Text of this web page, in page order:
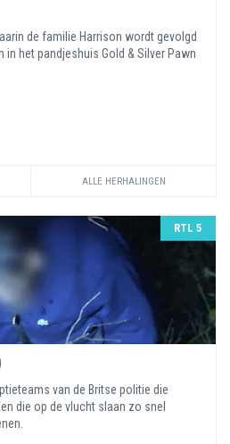
de familie Harrison wordt gevolgd
het pandjeshuis Gold & Silver Pawn
ALLE HERHALINGEN
RTL 5
van de Britse politie die
die op de vlucht slaan zo snel